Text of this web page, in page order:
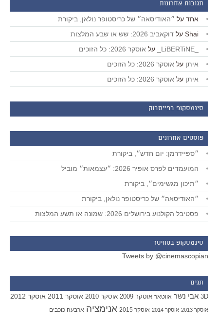
תגובות אחרונות
אחד על ״האודיסאה״ של כריסטופר נולאן, ביקורת
Shai על דוקאביב 2026: שש או שבע המלצות
על אוסקר 2026: כל הזוכים
איתן על אוסקר 2026: כל הזוכים
איתן על אוסקר 2026: כל הזוכים
סינמסקופ בפייסבוק
פוסטים אחרונים
״ספיידרמן: יום חדש״, ביקורת
המועמדים לפרס אופיר 2026: ״עצמאות״ מוביל
״תיכון מגשימים״, ביקורת
״האודיסאה״ של כריסטופר נולאן, ביקורת
פסטיבל הקולנוע בירושלים 2026: שמונה או תשע המלצות
סינמסקופ בטוויטר
Tweets by @cinemascopian
תגים
3D אבי נשר אווטאר אוסקר 2009 אוסקר 2010 אוסקר 2011 אוסקר 2012
אוסקר 2013 אוסקר 2014 אוסקר 2015 אנימציה ארבעה כוכבים